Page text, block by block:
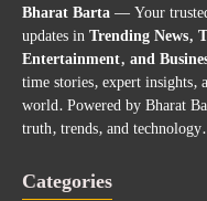
Bharat Barta— Your
updates inTrending News,
Entertainment, and
time stories, expert insights,
world. Powered by Bharat
truth, trends, and technology.
Categories